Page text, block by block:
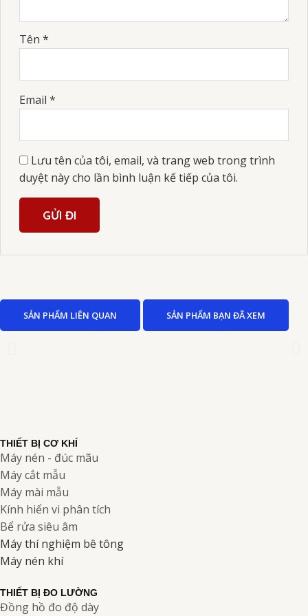
Tên *
Email *
Lưu tên của tôi, email, và trang web trong trình
duyệt này cho lần bình luận kế tiếp của tôi.
SẢN PHẨM LIÊN QUAN SẢN PHẨM BẠN ĐÃ XEM
THIẾT BỊ CƠ KHÍ
Máy nén - đúc mãu
Máy cắt mẫu
Máy mài mẫu
Kính hiển vi phân tích
Bể rửa siêu âm
Máy thí nghiệm bê tông
Máy nén khí
THIẾT BỊ ĐO LƯỜNG
Đồng hồ đo độ dày